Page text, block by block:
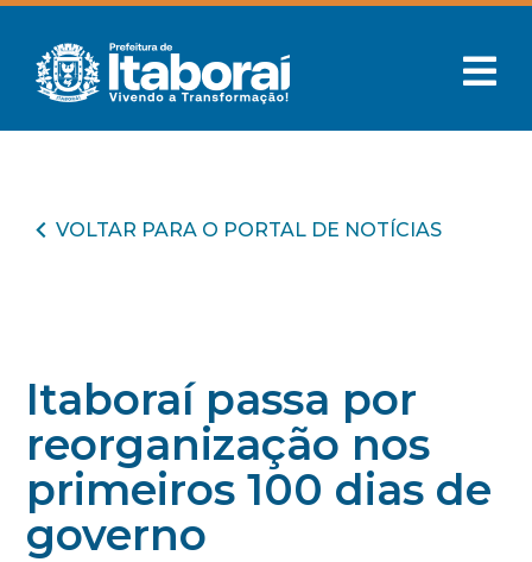
VOLTAR PARA O PORTAL DE NOTÍCIAS
Itaboraí passa por
reorganização nos
primeiros 100 dias de
governo